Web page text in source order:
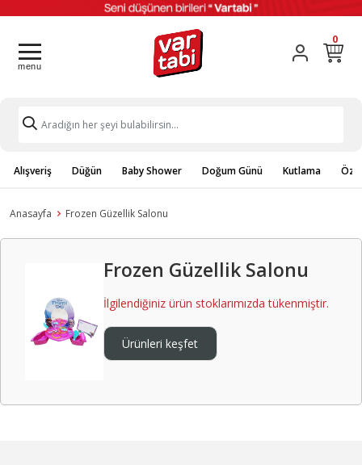
0
Alışveriş Düğün Baby Shower Doğum Günü Kutlama
Anasayfa Frozen Güzellik Salonu
Frozen Güzellik Salonu
İlgilendiğiniz ürün stoklarımızda tükenmiştir.
Ürünleri keşfet